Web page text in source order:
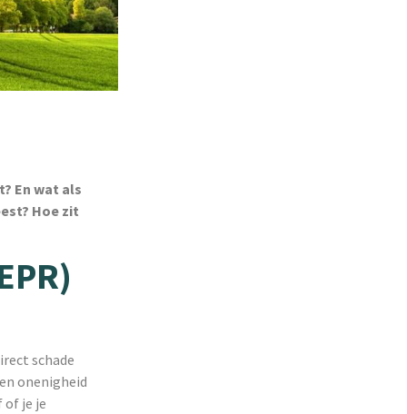
En wat als
Hoe zit
schade
onenigheid
of je je